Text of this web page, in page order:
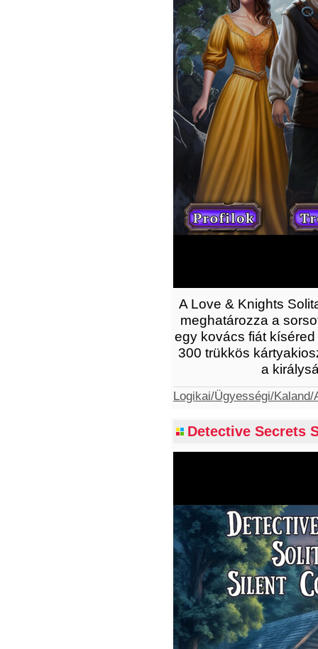
A Love & Knights
meghatározza a
egy kovács fiát
300 trükkös
a
Logikai/Ügyességi/Kaland/
Detective Secrets